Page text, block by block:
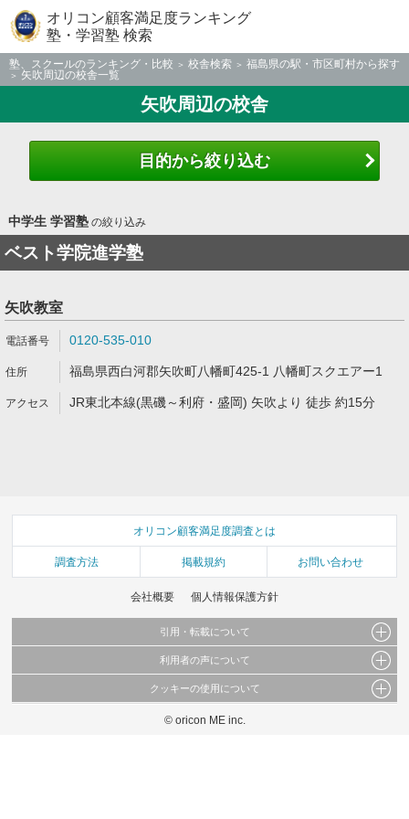
オリコン顧客満足度ランキング
塾・学習塾 検索
塾、スクールのランキング・比較 校舎検索
福島県の駅・市区町村から探す
矢吹周辺の校舎一覧
矢吹周辺の校舎
目的から絞り込む
中学生 学習塾の絞り込み
ベスト学院進学塾
矢吹教室
0120-535-010
福島県西白河郡矢吹町八幡町425-1 八幡町スクエアー1
JR東北本線(黒磯～利府・盛岡) 矢吹より 徒歩 約15分
オリコン顧客満足度調査とは
調査方法 掲載規約 お問い合わせ
会社概要 個人情報保護方針
引用・転載について
当サイトで公開されている情報（文字、写真、イラスト、画像データ等）及びこれらの配
これらの情報を権利者の許可なく無断転載・複製などの二次利用を行うことは固く禁じて
利用者の声について
当サイトに掲載している内容はすべてサービスの利用者が提出された見解・感想です。
弊社の見解・ 意見ではないことをご理解いただいた上でご覧ください。
クッキーの使用について
このサイトでは Cookie を使用して、ユーザーに合わせたコンテンツや広告の表示、ソー
© oricon ME inc.